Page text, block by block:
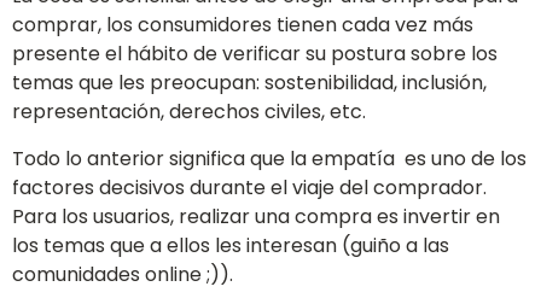
comprar, los consumidores tienen cada vez más
presente el hábito de verificar su postura sobre los
temas que les preocupan: sostenibilidad, inclusión,
representación, derechos civiles, etc.
Todo lo anterior significa que la empatía es uno de los
factores decisivos durante el viaje del comprador.
Para los usuarios, realizar una compra es invertir en
los temas que a ellos les interesan (guiño a las
comunidades online ;)).